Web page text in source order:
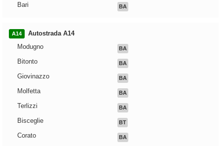
Bari BA
A14
Autostrada A14
Modugno
BA
Bitonto BA
Giovinazzo BA
Molfetta BA
Terlizzi BA
Bisceglie BT
Corato BA